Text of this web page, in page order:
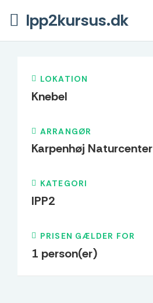
Ipp2kursus.dk
LOKATION
Knebel
ARRANGØR
Karpenhøj Naturcenter
KATEGORI
IPP2
PRISEN GÆLDER FOR
1 person(er)